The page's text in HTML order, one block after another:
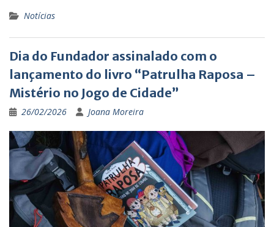
Notícias
Dia do Fundador assinalado com o
lançamento do livro “Patrulha Raposa –
Mistério no Jogo de Cidade”
26/02/2026 Joana Moreira